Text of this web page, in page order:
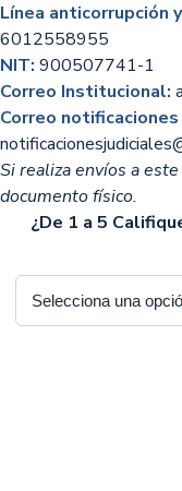
Línea anticorrupción
6012558955
NIT: 900507741-1
Correo Institucional:
Correo
Si realiza envíos a
documento físico.
¿De 1 a 5